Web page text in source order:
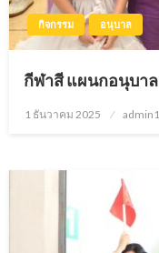
กิจกรรม อนุบาล
กีฬาสี แผนกอนุบาล
Posted
1 ธันวาคม 2025 admin1